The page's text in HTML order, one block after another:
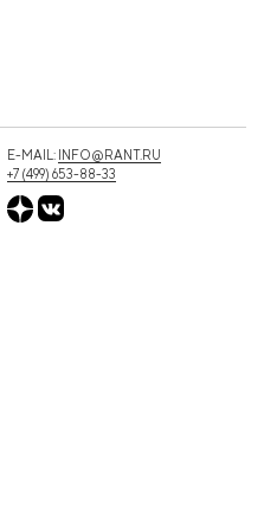
E-MAIL: INFO@RANT.RU
+7 (499) 653-88-33